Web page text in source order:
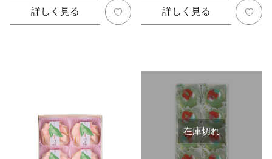
詳しく見る 詳しく見る
在庫切れ